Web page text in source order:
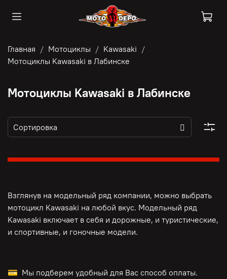
Главная Мотоциклы
Kawasaki
Мотоциклы Kawasaki в Лабинске
Мотоциклы Kawasaki в Лабинске
Взглянув на модельный ряд компании, можно выбрать
мотоцикл Kawasaki на любой вкус. Модельный ряд
Kawasaki включает в себя и дорожные, и туристические,
и спортивные, и гоночные модели.
💳 Мы подберем удобный для Вас способ оплаты.